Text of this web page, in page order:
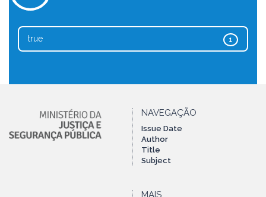
1
true
NAVEGAÇÃO
Issue Date
Author
Title
Subject
MAIS